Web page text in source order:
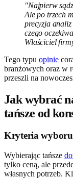
"Najpierw
Ale po trzech
precyzja analiz
czego
Właściciel
Tego typu opinie
branżowych oraz w
przeszli na
Jak wybrać
tańsze od
Kryteria wyboru
Wybierając tańsze
tylko ceną, ale
własnych potrzeb.